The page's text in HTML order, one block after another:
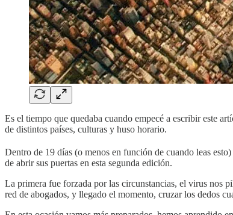
Es el tiempo que quedaba cuando empecé a escribir este
de distintos países, culturas y huso horario.
Dentro de 19 días (o menos en función de cuando leas
de abrir sus puertas en esta segunda edición.
La primera fue forzada por las circunstancias, el virus nos
red de abogados, y llegado el momento, cruzar los dedos